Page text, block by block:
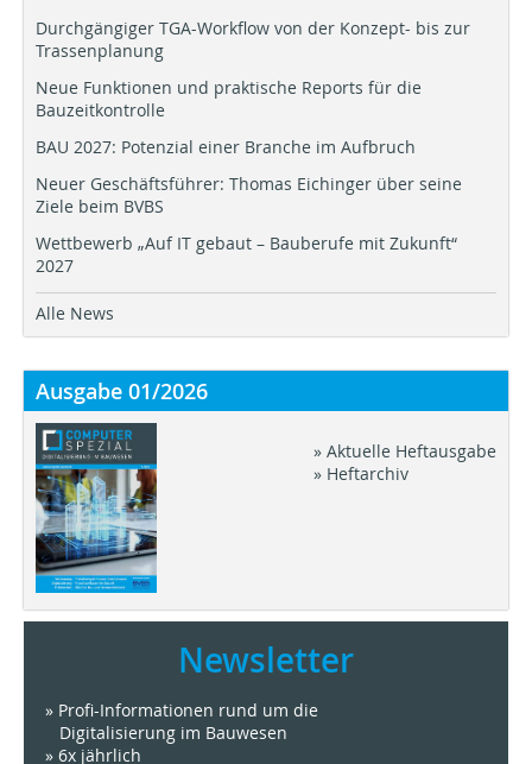
Durchgängiger TGA-Workflow von der Konzept- bis zur
Trassenplanung
Neue Funktionen und praktische Reports für die
Bauzeitkontrolle
BAU 2027: Potenzial einer Branche im Aufbruch
Neuer Geschäftsführer: Thomas Eichinger über seine
Ziele beim BVBS
Wettbewerb „Auf IT gebaut – Bauberufe mit Zukunft“
2027
Alle News
Ausgabe 01/2026
» Aktuelle Heftausgabe
» Heftarchiv
Newsletter
» Profi-Informationen rund um die
Digitalisierung im Bauwesen
» 6x jährlich